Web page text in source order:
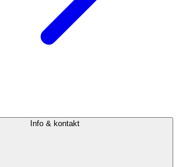
Info & kontakt